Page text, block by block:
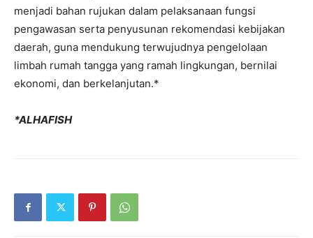
menjadi bahan rujukan dalam pelaksanaan fungsi
pengawasan serta penyusunan rekomendasi kebijakan
daerah, guna mendukung terwujudnya pengelolaan
limbah rumah tangga yang ramah lingkungan, bernilai
ekonomi, dan berkelanjutan.*
*ALHAFISH